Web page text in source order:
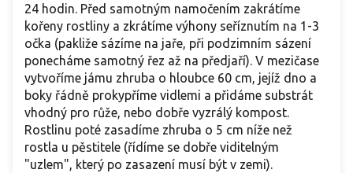
24 hodin. Před samotným namočením zakrátíme
kořeny rostliny a zkrátíme výhony seříznutím na 1-3
očka (pakliže sázíme na jaře, při podzimním sázení
ponecháme samotný řez až na předjaří). V mezičase
vytvoříme jámu zhruba o hloubce 60 cm, jejíž dno a
boky řádně prokypříme vidlemi a přidáme substrát
vhodný pro růže, nebo dobře vyzrálý kompost.
Rostlinu poté zasadíme zhruba o 5 cm níže než
rostla u pěstitele (řídíme se dobře viditelným
"uzlem", který po zasazení musí být v zemi).